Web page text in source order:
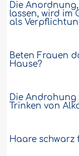
Die
lassen, wird im
als
Beten Frauen
Hause?
Die
Trinken von
Haare schwarz